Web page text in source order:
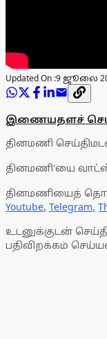
Updated On :9 ஜூலை
இணையதளச்
தினமணி
தினமணி'யை
தினமணியைத்
Youtube, Telegram,
உடனுக்குடன்
பதிவிறக்கம்